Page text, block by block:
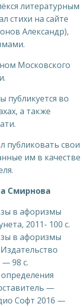
литературным
стихи на сайте
Александр),
Московского
публикуется во
а также
публиковать свои
им в качестве
Смирнова
в афоризмы
2011- 100 с.
в афоризмы
98 с.
—
Софт 2016 —